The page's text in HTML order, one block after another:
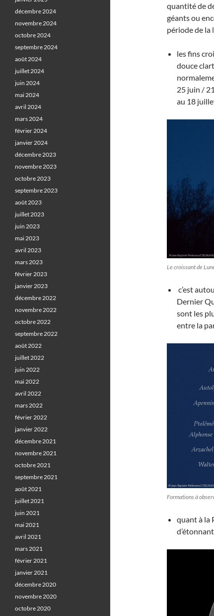
quantité de
géants ou
période de la
les fins
douce
25 juin /
au 18
Le croissant de
c’est
Dernier
sont les
entre la
Formations à
quant à la
décembre 2024
novembre 2024
octobre 2024
septembre 2024
août 2024
juillet 2024
juin 2024
mai 2024
avril 2024
mars 2024
février 2024
janvier 2024
décembre 2023
novembre 2023
octobre 2023
septembre 2023
août 2023
juillet 2023
juin 2023
mai 2023
avril 2023
mars 2023
février 2023
janvier 2023
décembre 2022
novembre 2022
octobre 2022
septembre 2022
août 2022
juillet 2022
juin 2022
mai 2022
avril 2022
mars 2022
février 2022
janvier 2022
décembre 2021
novembre 2021
octobre 2021
septembre 2021
août 2021
juillet 2021
juin 2021
mai 2021
avril 2021
mars 2021
février 2021
janvier 2021
décembre 2020
novembre 2020
octobre 2020